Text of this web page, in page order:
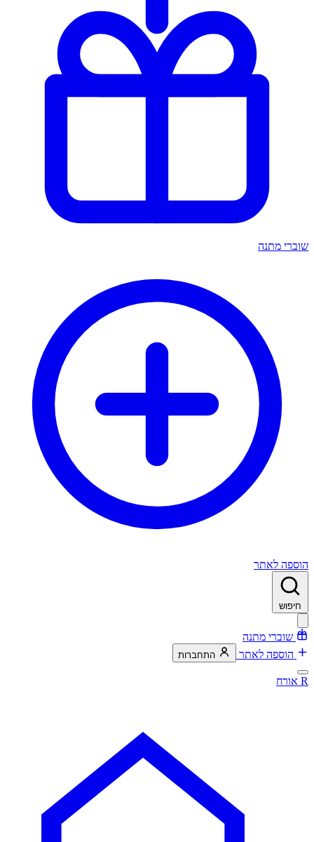
שוברי מתנה
הוספה לאתר
חיפוש
שוברי מתנה
הוספה לאתר
התחברות
R אורח